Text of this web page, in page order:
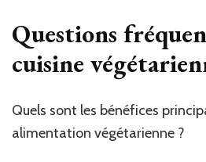
Questions
cuisine
Quels sont les bénéfices
alimentation végétarienne ?